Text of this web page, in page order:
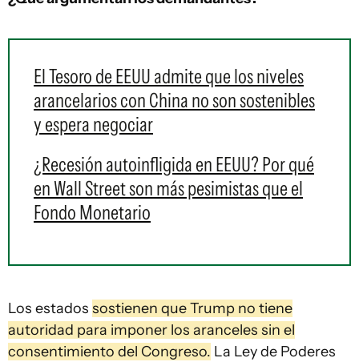
El Tesoro de EEUU admite que los niveles
arancelarios con China no son sostenibles
y espera negociar
¿Recesión autoinfligida en EEUU? Por qué
en Wall Street son más pesimistas que el
Fondo Monetario
Los estados sostienen que Trump no tiene
autoridad para imponer los aranceles sin el
consentimiento del Congreso. La Ley de Poderes